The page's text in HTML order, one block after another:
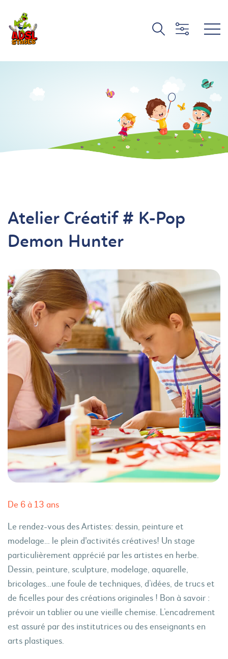
Atelier Créatif # K-Pop
Demon Hunter
De 6 à 13 ans
Le rendez-vous des Artistes: dessin, peinture et
modelage… le plein d'activités créatives! Un stage
particulièrement apprécié par les artistes en herbe.
Dessin, peinture, sculpture, modelage, aquarelle,
bricolages…une foule de techniques, d’idées, de trucs et
de ficelles pour des créations originales ! Bon à savoir :
prévoir un tablier ou une vieille chemise. L’encadrement
est assuré par des institutrices ou des enseignants en
arts plastiques.